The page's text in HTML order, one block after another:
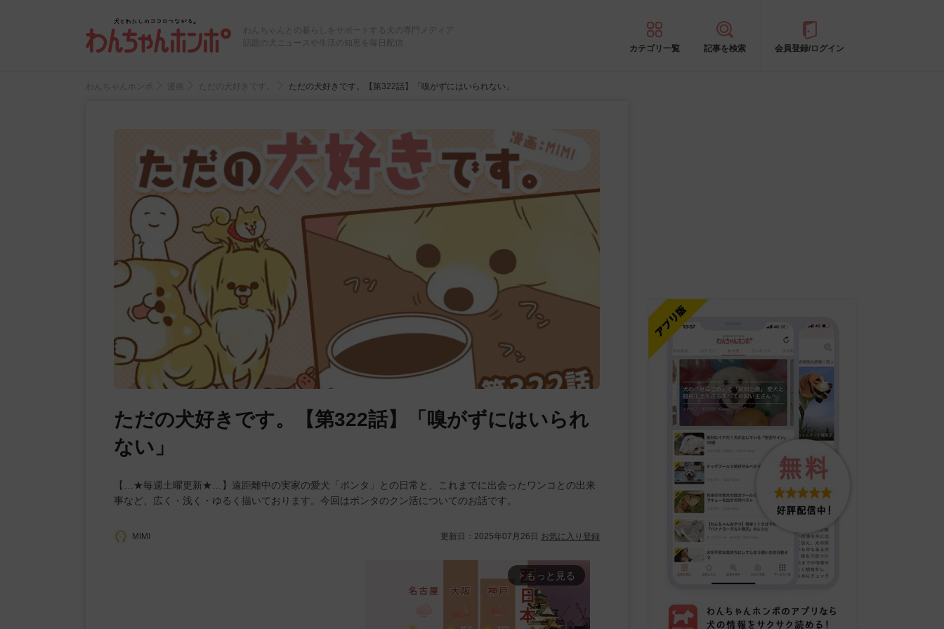
わんちゃんとの暮らしをサポートする犬の専門メディア
話題の犬ニュースや生活の知恵を毎日配信
カテゴリ一覧 記事を検索 会員登録/ログイン
わんちゃんホンポ ただの犬好きです。 ただの犬好きです。【第322話】「嗅がずにはいられない」
ただの犬好きです。【第322話】「嗅がずにはいられ
ない」
【…★毎週土曜更新★…】遠距離中の実家の愛犬「ポンタ」との日常と、これまでに出会ったワンコとの出来
事など、広く・浅く・ゆるく描いております。今回はポンタのクン活についてのお話です。
MIMI 更新日： 2025年07月26日 お気に入り登録
arrow_forward_ios もっと見る